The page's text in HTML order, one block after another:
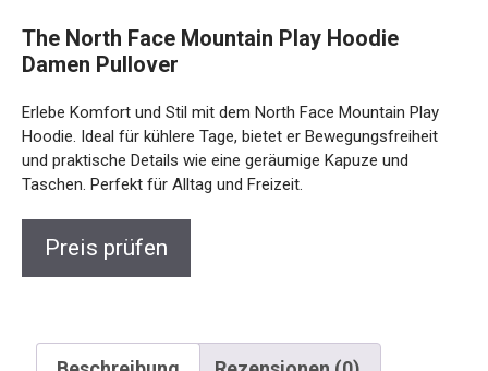
Damen Pullover
Hoodie. Ideal für kühlere Tage, bietet er Bewegungsfreiheit
und praktische Details wie eine geräumige Kapuze und
Taschen. Perfekt für Alltag und Freizeit.
Beschreibung Rezensionen (0)